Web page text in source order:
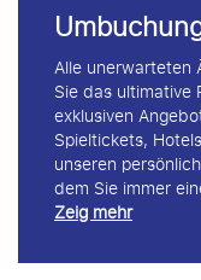
Alle unerwarteten
Sie das ultimative
exklusiven
Spieltickets,
unseren
dem Sie immer
Zeig mehr